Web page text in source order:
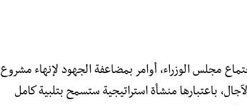
مجلس الوزراء، أوامر بمضاعفة الجهود لإنهاء مشروع
باعتبارها منشأة استراتيجية ستسمح بتلبية كامل